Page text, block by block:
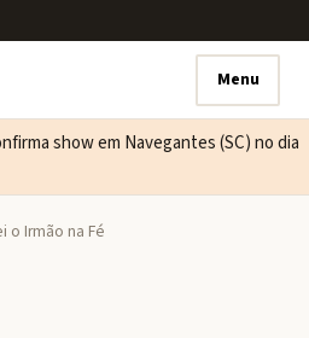
Menu
show em Navegantes (SC) no dia
o Irmão na Fé